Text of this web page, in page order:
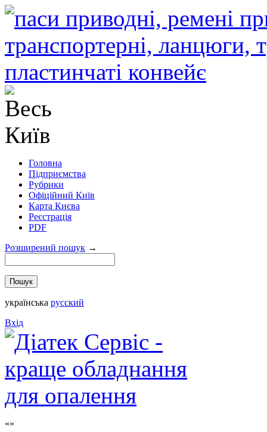
Головна
Підприємства
Рубрики
Офіційний Київ
Карта Києва
Реєстрація
PDF
Розширений пошук →
українська русский
Вхід